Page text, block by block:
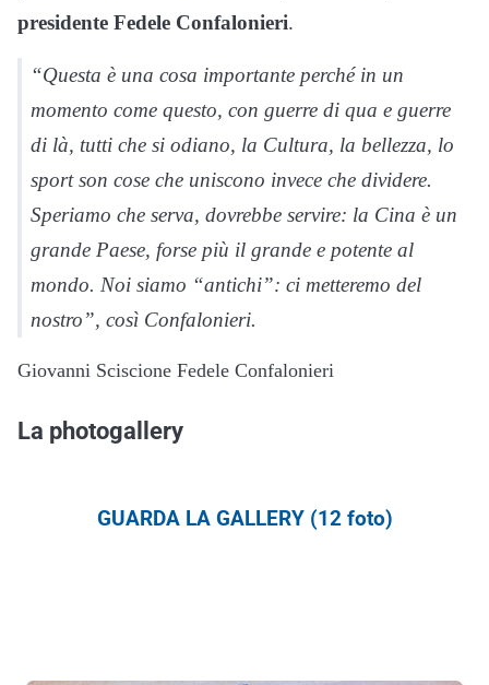
presidente Fedele Confalonieri.
“Questa è una cosa importante perché in un
momento come questo, con guerre di qua e guerre
di là, tutti che si odiano, la Cultura, la bellezza, lo
sport son cose che uniscono invece che dividere.
Speriamo che serva, dovrebbe servire: la Cina è un
grande Paese, forse più il grande e potente al
mondo. Noi siamo “antichi”: ci metteremo del
nostro”, così Confalonieri.
Giovanni Sciscione Fedele Confalonieri
La photogallery
GUARDA LA GALLERY (12 foto)